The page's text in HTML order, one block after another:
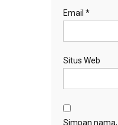
Email *
Situs Web
Simpan nama,